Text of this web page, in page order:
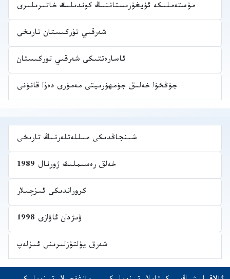
مۇستەملىكە ئۇيغۇرىستاننىڭ كۈندىلىك خاتىرىلىرى
شەرقىي تۈركىستان تارىخى
ئاسارەتتىكى شەرقىي تۈركىستان
جۇڭخۇا خەلىق جۇمھۇرىيتى مەمۇرى دەۋا قانۇنى
شىنجاڭدىكى مىللەتلەرنىڭ تارىخى
خەلق رەسىملىك ژورنال 1989
كروراندىكى ئىزچىلار
ۋىژدان ئاۋازى 1998
شەرق يۇلتۇزلىرىنى ئىزلەپ
Navigation